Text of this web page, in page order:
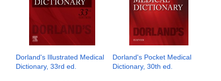
Dorland's Illustrated Medical
Dictionary, 33rd ed.
Dorland's Pocket Medical
Dictionary, 30th ed.